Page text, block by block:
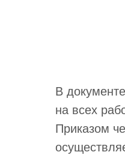
В
на всех
Приказом